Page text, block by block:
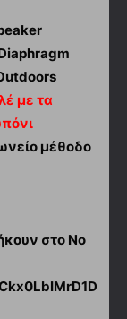
με τα
μέθοδο
στο No